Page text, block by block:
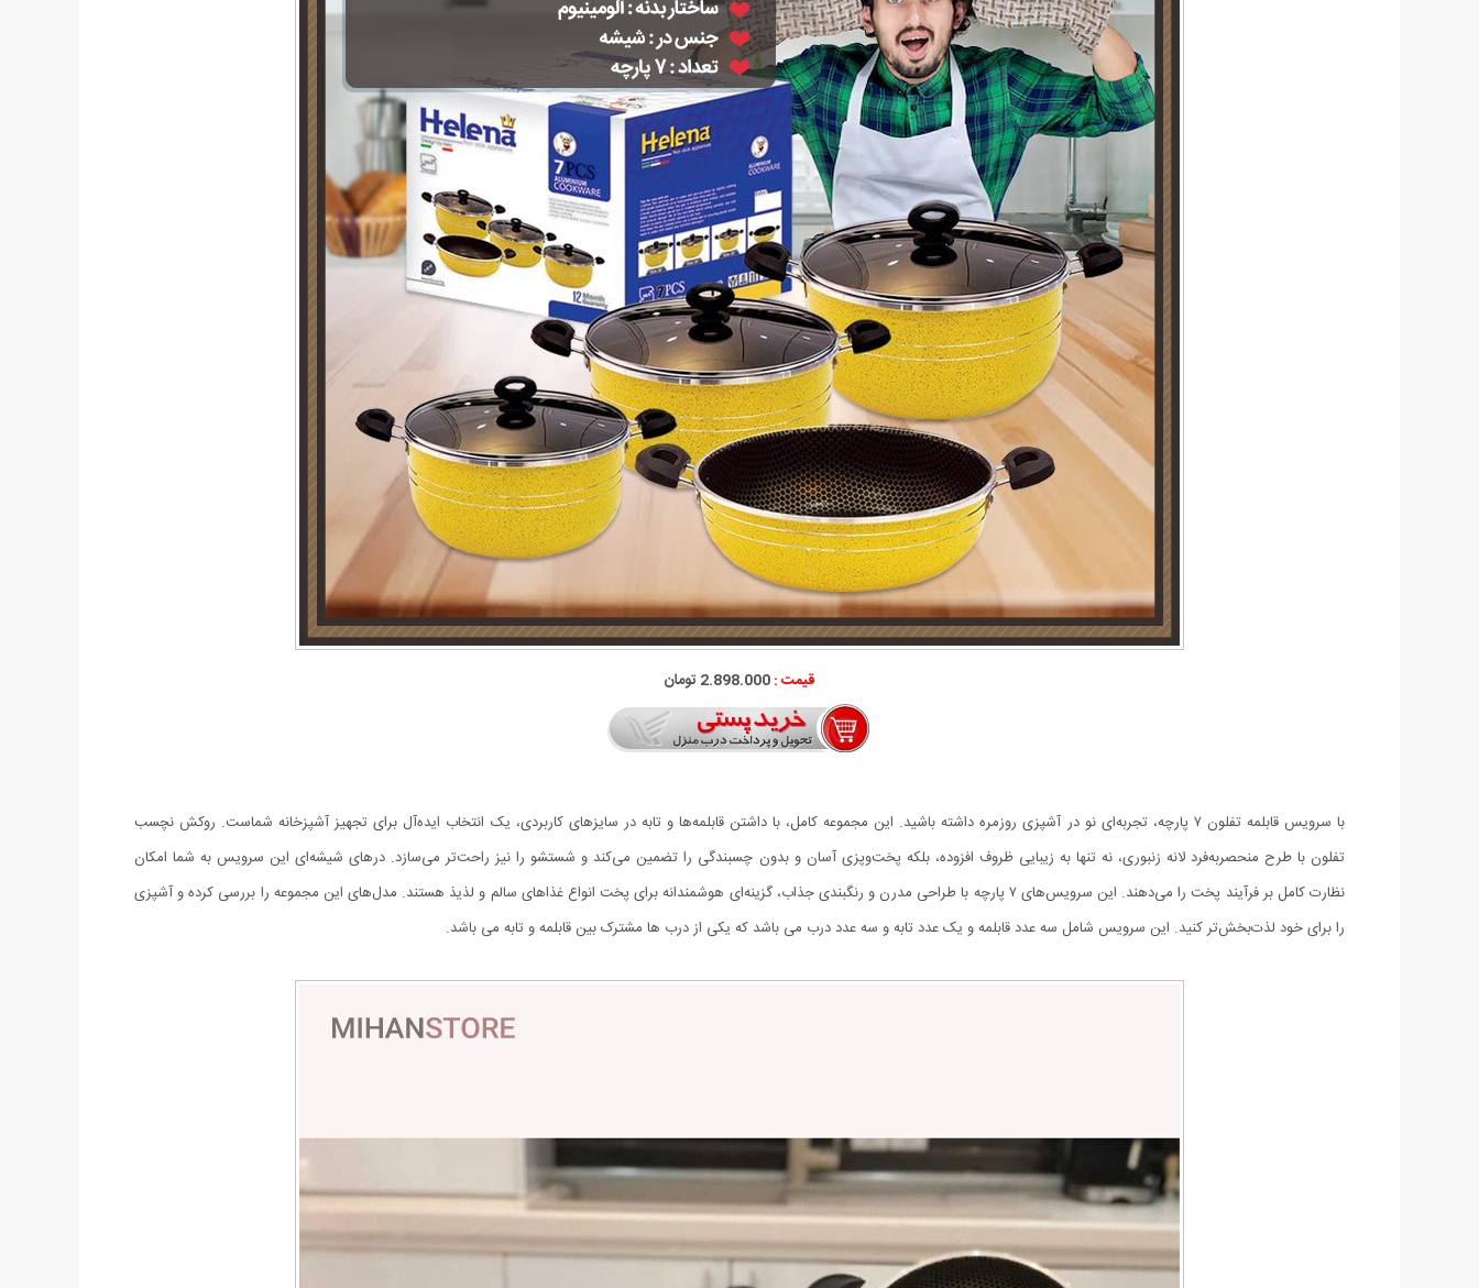
قیمت :2.898.000 تومان
با سرویس قابلمه تفلون ۷ پارچه، تجربه‌ای نو در آشپزی روزمره داشته باشید. این مجموعه کامل، با داشتن قابلمه‌ها و تابه در سایزهای کاربردی، یک انتخاب ایده‌آل برای تجهیز آشپزخانه شماست. روکش نچسب
تفلون با طرح منحصربه‌فرد لانه زنبوری، نه تنها به زیبایی ظروف افزوده، بلکه پخت‌وپزی آسان و بدون چسبندگی را تضمین می‌کند و شستشو را نیز راحت‌تر می‌سازد. درهای شیشه‌ای این سرویس به شما امکان
نظارت کامل بر فرآیند پخت را می‌دهند. این سرویس‌های ۷ پارچه با طراحی مدرن و رنگبندی جذاب، گزینه‌ای هوشمندانه برای پخت انواع غذاهای سالم و لذیذ هستند. مدل‌های این مجموعه را بررسی کرده و آشپزی
را برای خود لذت‌بخش‌تر کنید. این سرویس شامل سه عدد قابلمه و یک عدد تابه و سه عدد درب می باشد که یکی از درب ها مشترک بین قابلمه و تابه می باشد.